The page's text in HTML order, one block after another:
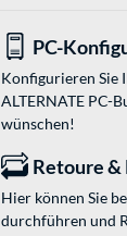
PC-
Konfigurieren Sie
ALTERNATE PC-
wünschen!
Retoure
Hier können Sie
durchführen und